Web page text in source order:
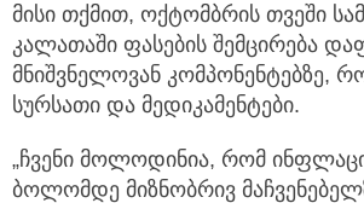
მისი თქმით, ოქტომბრის თვეში
კალათაში ფასების შემცირება
მნიშვნელოვან კომპონენტებზე,
სურსათი და მედიკამენტები.
„ჩვენი მოლოდინია, რომ
ბოლომდე მიზნობრივ